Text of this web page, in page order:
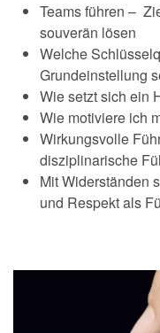
Teams führen –
souverän lösen
Welche
Grundeinstellung
Wie setzt sich ein
Wie motiviere ich
Wirkungsvolle
disziplinarische
Mit Widerständen
und Respekt als